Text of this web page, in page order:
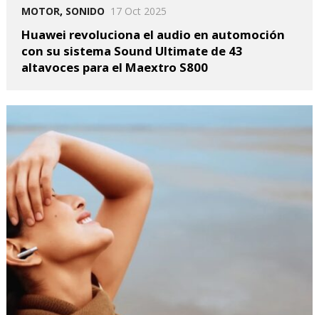
MOTOR, SONIDO 17 Oct 2025
Huawei revoluciona el audio en automoción
con su sistema Sound Ultimate de 43
altavoces para el Maextro S800